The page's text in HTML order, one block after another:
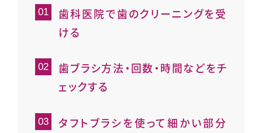
歯科医院で歯のクリーニングを受
ける
歯ブラシ方法・回数・時間などをチ
ェックする
タフトブラシを使って細かい部分